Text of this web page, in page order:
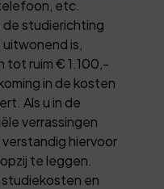
etc.
de studierichting
is,
tot ruim € 1.100,-
in de kosten
Als u in de
verrassingen
hiervoor
te leggen.
en